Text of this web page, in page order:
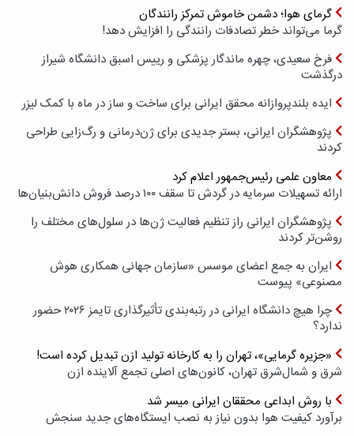
گرمای هوا؛ دشمن خاموش تمرکز رانندگان
گرما می‌تواند خطر تصادفات رانندگی را افزایش دهد!
فرخ سعیدی، چهره ماندگار پزشکی و رییس اسبق دانشگاه شیراز
درگذشت
ایده بلندپروازانه محقق ایرانی برای ساخت و ساز در ماه با کمک لیزر
پژوهشگران ایرانی، بستر جدیدی برای ژن‌درمانی و رگ‌زایی طراحی
کردند
معاون علمی رئیس‌جمهور اعلام کرد
ارائه تسهیلات سرمایه در گردش تا سقف ۱۰۰ درصد فروش دانش‌بنیان‌ها
پژوهشگران ایرانی راز تنظیم فعالیت ژن‌ها در سلول‌های مختلف را
روشن‌تر کردند
ایران به جمع اعضای موسس «سازمان جهانی همکاری هوش
مصنوعی» پیوست
چرا هیچ دانشگاه ایرانی در رتبه‌بندی تأثیرگذاری تایمز ۲۰۲۶ حضور
ندارد؟
«جزیره گرمایی»، تهران را به کارخانه تولید ازن تبدیل کرده است!
شرق و شمال‌شرق تهران، کانون‌های اصلی تجمع آلاینده ازن
با روش ابداعی محققان ایرانی میسر شد
برآورد کیفیت هوا بدون نیاز به نصب ایستگاه‌های جدید سنجش